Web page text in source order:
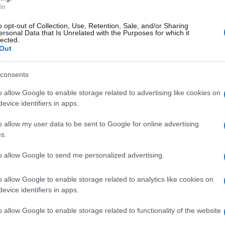
opt-out of Collection, Use, Retention, Sale, and/or Sharing
Data that Is Unrelated with the Purposes for which it
allow Google to enable storage related to advertising like cookies on
identifiers in apps.
allow my user data to be sent to Google for online advertising
allow Google to send me personalized advertising.
allow Google to enable storage related to analytics like cookies on
identifiers in apps.
allow Google to enable storage related to functionality of the website
«φιλική κατάληψη».
ως προτεινόμενη
ένα κλικ: Τι αλλάζει σε παραγγελία,
401 οι δύο αστυνομικοί – Πώς έγινε
Πρωτάθλημα Στίβου – Πότε
και οι υπόλοιποι Έλληνες